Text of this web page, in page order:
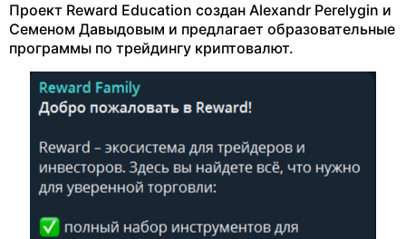
Проект Reward Education создан Alexandr Perelygin и
Семеном Давыдовым и предлагает образовательные
программы по трейдингу криптовалют.